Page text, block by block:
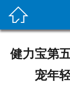

健力宝第
宠年